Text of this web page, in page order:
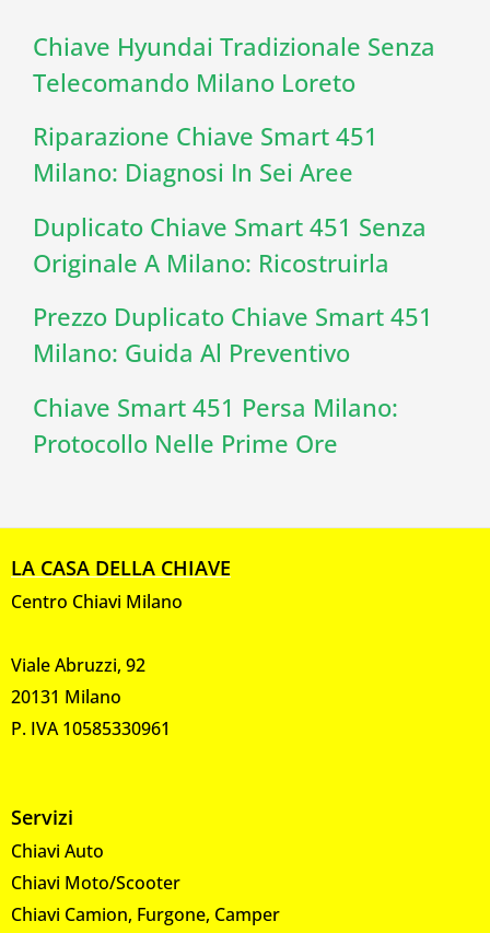
Chiave Hyundai Tradizionale Senza
Telecomando Milano Loreto
Riparazione Chiave Smart 451
Milano: Diagnosi In Sei Aree
Duplicato Chiave Smart 451 Senza
Originale A Milano: Ricostruirla
Prezzo Duplicato Chiave Smart 451
Milano: Guida Al Preventivo
Chiave Smart 451 Persa Milano:
Protocollo Nelle Prime Ore
LA CASA DELLA CHIAVE
Centro Chiavi Milano
Viale Abruzzi, 92
20131 Milano
P. IVA 10585330961
Servizi
Chiavi Auto
Chiavi Moto/Scooter
Chiavi Camion, Furgone, Camper